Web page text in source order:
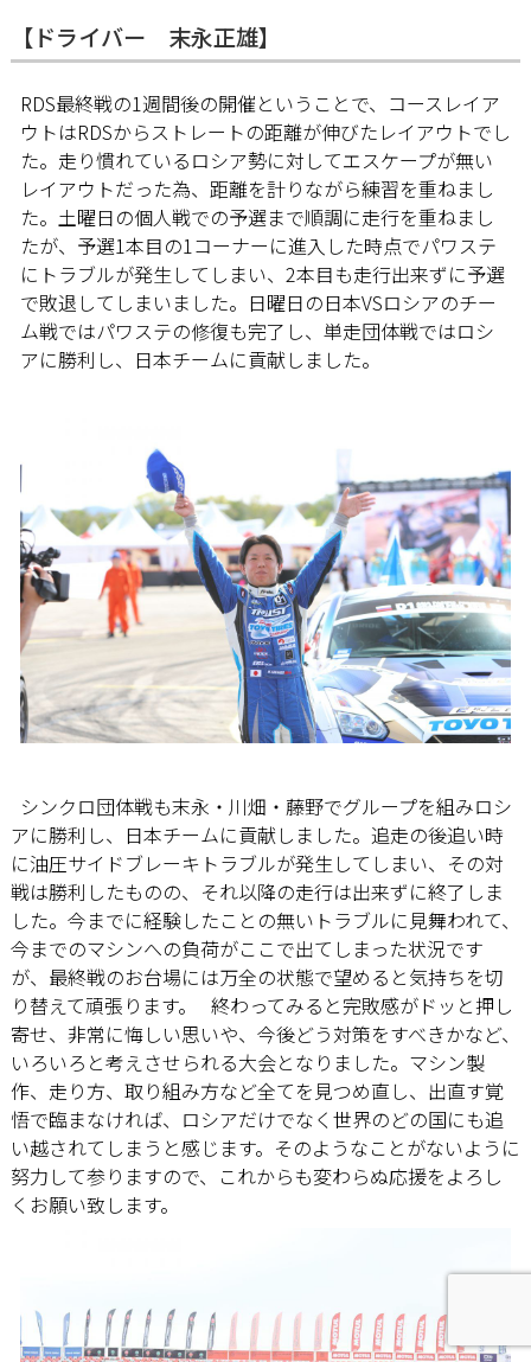
【ドライバー 末永正雄】
RDS最終戦の1週間後の開催ということで、コースレイア
ウトはRDSからストレートの距離が伸びたレイアウトでし
た。走り慣れているロシア勢に対してエスケープが無い
レイアウトだった為、距離を計りながら練習を重ねまし
た。土曜日の個人戦での予選まで順調に走行を重ねまし
たが、予選1本目の1コーナーに進入した時点でパワステ
にトラブルが発生してしまい、2本目も走行出来ずに予選
で敗退してしまいました。日曜日の日本VSロシアのチー
ム戦ではパワステの修復も完了し、単走団体戦ではロシ
アに勝利し、日本チームに貢献しました。
シンクロ団体戦も末永・川畑・藤野でグループを組みロシ
アに勝利し、日本チームに貢献しました。追走の後追い時
に油圧サイドブレーキトラブルが発生してしまい、その対
戦は勝利したものの、それ以降の走行は出来ずに終了しま
した。今までに経験したことの無いトラブルに見舞われて、
今までのマシンへの負荷がここで出てしまった状況です
が、最終戦のお台場には万全の状態で望めると気持ちを切
り替えて頑張ります。 終わってみると完敗感がドッと押し
寄せ、非常に悔しい思いや、今後どう対策をすべきかなど、
いろいろと考えさせられる大会となりました。マシン製
作、走り方、取り組み方など全てを見つめ直し、出直す覚
悟で臨まなければ、ロシアだけでなく世界のどの国にも追
い越されてしまうと感じます。そのようなことがないように
努力して参りますので、これからも変わらぬ応援をよろし
くお願い致します。